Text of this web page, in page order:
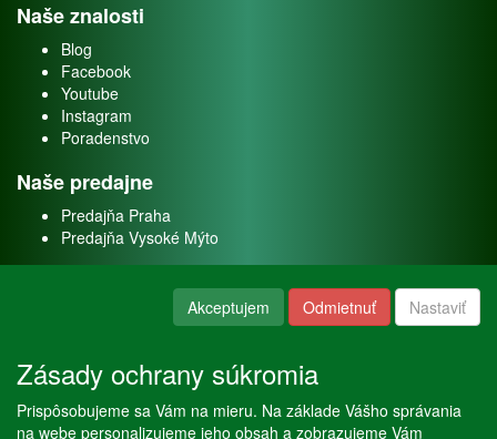
Naše znalosti
Blog
Facebook
Youtube
Instagram
Poradenstvo
Naše predajne
Predajňa Praha
Predajňa Vysoké Mýto
Naše služby
Servis
Akceptujem Odmietnuť Nastaviť
Zásady ochrany súkromia
Prispôsobujeme sa Vám na mieru. Na základe Vášho správania
na webe personalizujeme jeho obsah a zobrazujeme Vám